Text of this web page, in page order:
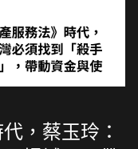
，蔡玉玲：